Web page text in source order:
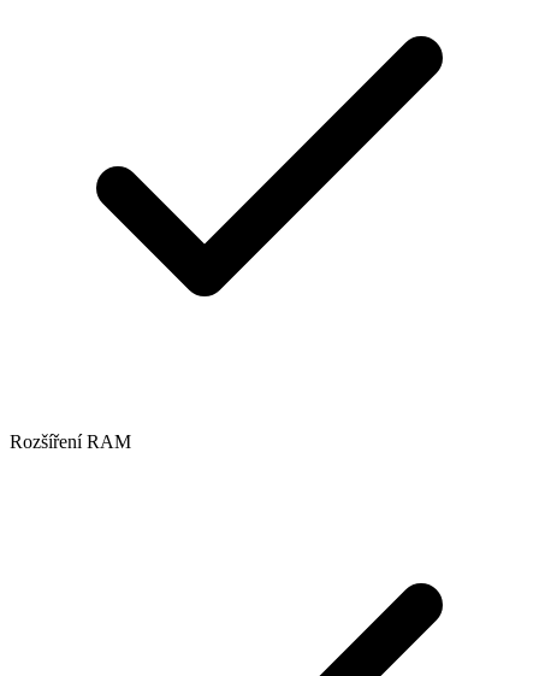
Rozšíření RAM